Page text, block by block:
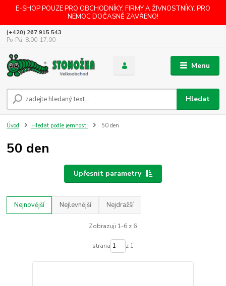
E-SHOP POUZE PRO OBCHODNÍKY, FIRMY A ŽIVNOSTNÍKY. PRO
NEMOC DOČASNĚ ZAVŘENO!
Menu
Hledat
(+420) 267 915 543
Po-Pá, 8:00-17:00
Úvod Hledat podle jemnosti 50 den
50 den
Upřesnit parametry
Nejnovější Nejlevnější Nejdražší
Zobrazuji 1-6 z 6
strana z 1